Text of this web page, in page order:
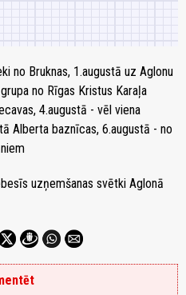
no Bruknas, 1.augustā uz Aglonu
no Rīgas Kristus Karaļa
4.augustā - vēl viena
Alberta baznīcas, 6.augustā - no
uzņemšanas svētki Aglonā